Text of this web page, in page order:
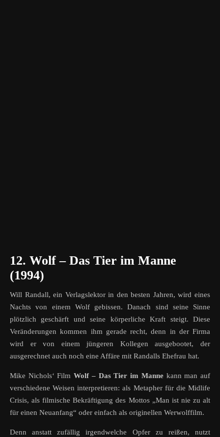
12. Wolf – Das Tier im Manne
(1994)
Will Randall, ein Verlagslektor in den besten Jahren, wird eines
Nachts von einem Wolf gebissen. Danach sind seine Sinne
plötzlich geschärft und seine körperliche Kraft steigt. Diese
Veränderungen kommen ihm gerade recht, denn in der Firma
wird er von einem jüngeren Kollegen ausgebootet, der
ausgerechnet auch noch eine Affäre mit Randalls Ehefrau hat.
Mike Nichols‘ FilmWolf – Das Tier im Manne kann man auf
verschiedene Weisen interpretieren: als Metapher für die Midlife
Crisis, als filmische Bekräftigung des Mottos „Man ist nie zu alt
für einen Neuanfang“ oder einfach als originellen Werwolffilm.
Denn anstatt zufällig irgendwelche Opfer zu reißen, nutzt